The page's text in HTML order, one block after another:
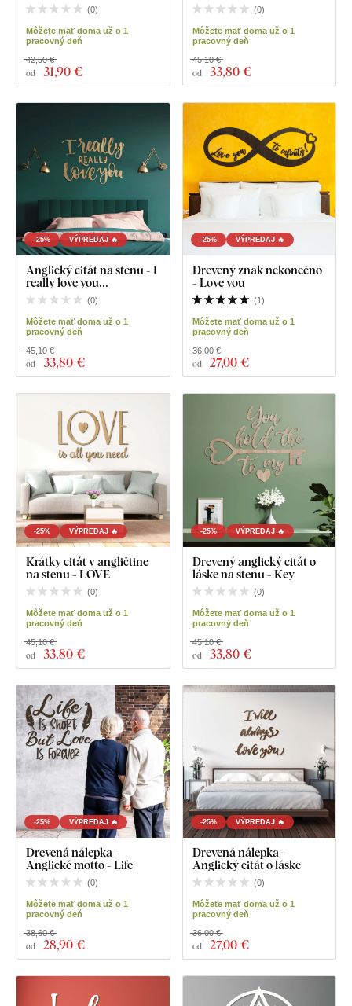
(0)
Môžete mať doma už o 1
pracovný deň
od 31,90 €
42,50 €
(0)
Môžete mať doma už o 1
pracovný deň
od 33,80 €
45,10 €
-25% VÝPREDAJ 🔥
Anglický citát na stenu - I
really love you...
(0)
Môžete mať doma už o 1
pracovný deň
od 33,80 €
45,10 €
-25% VÝPREDAJ 🔥
Drevený znak nekonečno
- Love you
(1 )
Môžete mať doma už o 1
pracovný deň
od 27,00 €
36,00 €
-25% VÝPREDAJ 🔥
Krátky citát v angličtine
na stenu - LOVE
(0)
Môžete mať doma už o 1
pracovný deň
od 33,80 €
45,10 €
-25% VÝPREDAJ 🔥
Drevený anglický citát o
láske na stenu - Key
(0)
Môžete mať doma už o 1
pracovný deň
od 33,80 €
45,10 €
-25% VÝPREDAJ 🔥
Drevená nálepka -
Anglické motto - Life
(0)
Môžete mať doma už o 1
pracovný deň
od 28,90 €
38,60 €
-25% VÝPREDAJ 🔥
Drevená nálepka -
Anglický citát o láske
(0)
Môžete mať doma už o 1
pracovný deň
od 27,00 €
36,00 €